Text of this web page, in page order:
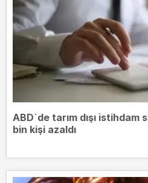
ABD`de tarım dışı
bin kişi azaldı